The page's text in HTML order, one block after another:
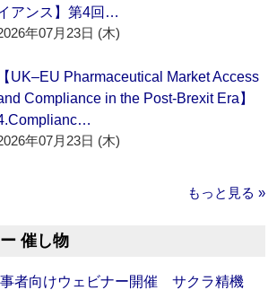
アンス】第4回…
年07月23日 (木)
【UK–EU Pharmaceutical Market Access
Compliance in the Post-Brexit Era】
年07月23日 (木)
もっと見る »
催し物
者向けウェビナー開催 サクラ精機